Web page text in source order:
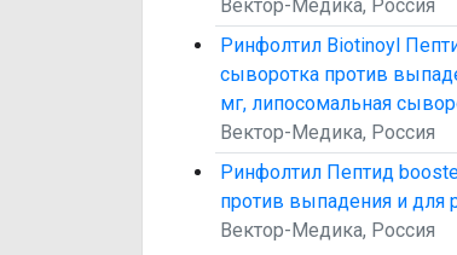
Вектор-Медика, Россия
Ринфолтил Biotinoyl
сыворотка против
мг, липосомальная
Вектор-Медика, Россия
Ринфолтил Пептид
против выпадения и для
Вектор-Медика, Россия